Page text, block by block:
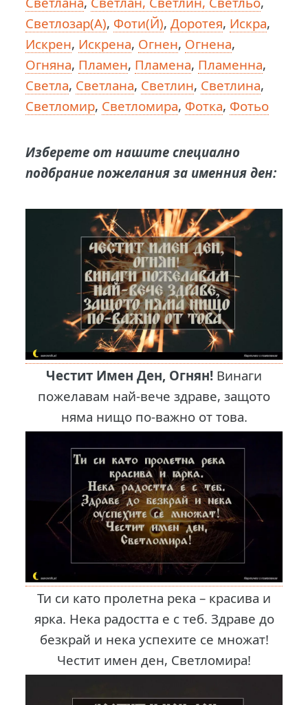
Светлозар(А), Фоти(Й),Доротея, Искра,
Искрен, Искрена, Огнен, Огнена,
Огняна, Пламен, Пламена, Пламенна,
Светла, Светлана, Светлин, Светлина,
Светломир, Светломира, Фотка, Фотьо
Изберете от нашите специално
подбрание пожелания за именния ден:
Честит Имен Ден, Огнян! Винаги
пожелавам най-вече здраве, защото
няма нищо по-важно от това.
Ти си като пролетна река – красива и
ярка. Нека радостта е с теб. Здраве до
безкрай и нека успехите се множат!
Честит имен ден, Светломира!